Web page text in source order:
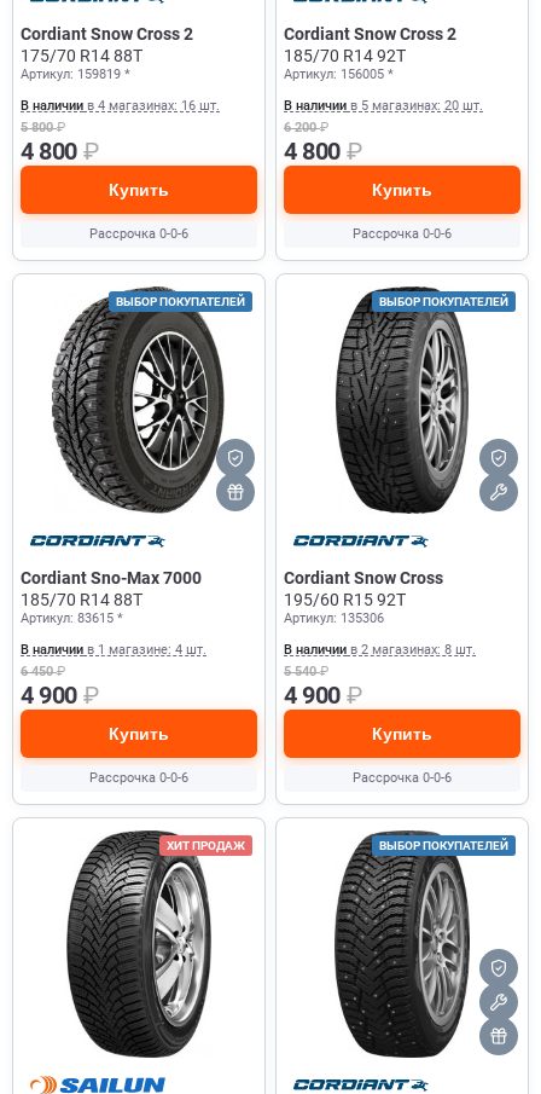
Cordiant Snow Cross 2
175/70 R14 88T
Артикул: 159819 *
В наличии в 4 магазинах: 16 шт.
5 800₽
4 800 ₽
Купить
Рассрочка 0-0-6
Cordiant Snow Cross 2
185/70 R14 92T
Артикул: 156005 *
В наличии в 5 магазинах: 20 шт.
6 200₽
4 800 ₽
Купить
Рассрочка 0-0-6
ВЫБОР ПОКУПАТЕЛЕЙ
Cordiant Sno-Max 7000
185/70 R14 88T
Артикул: 83615 *
В наличии в 1 магазине: 4 шт.
6 450₽
4 900 ₽
Купить
Рассрочка 0-0-6
ВЫБОР ПОКУПАТЕЛЕЙ
Cordiant Snow Cross
195/60 R15 92T
Артикул: 135306
В наличии в 2 магазинах: 8 шт.
5 540₽
4 900 ₽
Купить
Рассрочка 0-0-6
ХИТ ПРОДАЖ ВЫБОР ПОКУПАТЕЛЕЙ